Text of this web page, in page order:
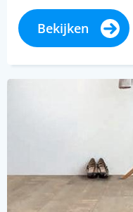
Bekijken